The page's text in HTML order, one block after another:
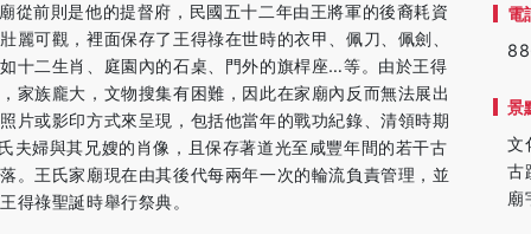
前則是他的提督府，民國五十二年由王將軍的後裔耗資
麗可觀，裡面保存了王得祿在世時的衣甲、佩刀、佩劍、
十二生肖、庭園內的石桌、門外的旗桿座…等。由於王得
家族龐大，文物搜集有困難，因此在家廟內反而無法展出
片或影印方式來呈現，包括他當年的戰功紀錄、清領時期
婦與其兄嫂的肖像，且保存著道光至咸豐年間的若干古
。王氏家廟現在由其後代每兩年一次的輪流負責管理，並
得祿聖誕時舉行祭典。
電
景
文
古
廟